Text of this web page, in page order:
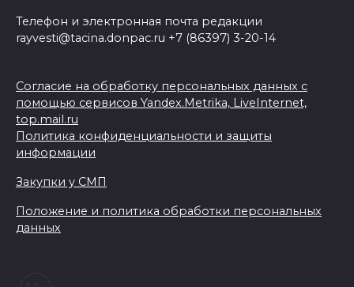
Телефон и электронная почта редакции
rayvesti@tacina.donpac.ru +7 (86397) 3-20-14
Согласие на обработку персональных данных с
помощью сервисов Yandex.Metrika, LiveInternet,
top.mail.ru
Политика конфиденциальности и защиты
информации
Закупки у СМП
Положение и политика обработки персональных
данных